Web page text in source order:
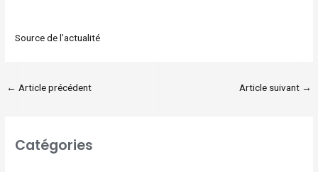
Source de l’actualité
← Article précédent Article suivant →
Catégories